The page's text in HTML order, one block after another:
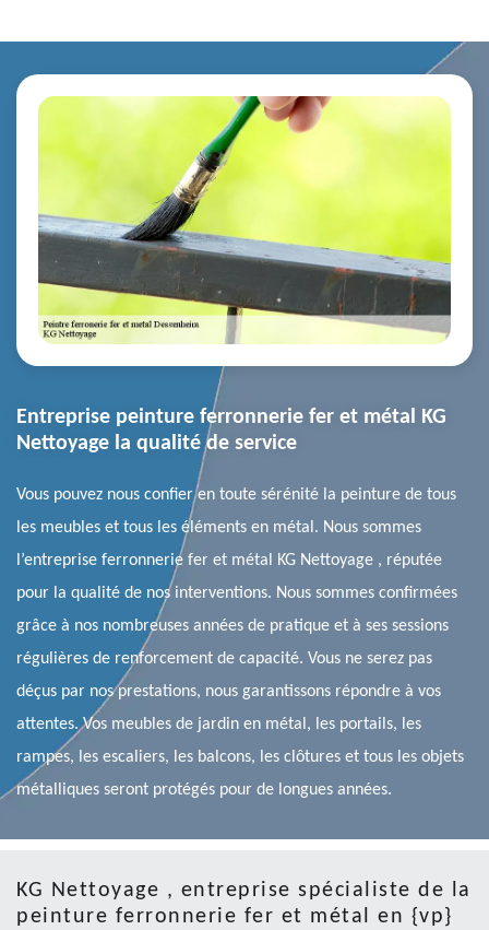
Entreprise peinture ferronnerie fer et métal KG
Nettoyage la qualité de service
Vous pouvez nous confier en toute sérénité la peinture de tous
les meubles et tous les éléments en métal. Nous sommes
l’entreprise ferronnerie fer et métal KG Nettoyage , réputée
pour la qualité de nos interventions. Nous sommes confirmées
grâce à nos nombreuses années de pratique et à ses sessions
régulières de renforcement de capacité. Vous ne serez pas
déçus par nos prestations, nous garantissons répondre à vos
attentes. Vos meubles de jardin en métal, les portails, les
rampes, les escaliers, les balcons, les clôtures et tous les objets
métalliques seront protégés pour de longues années.
KG Nettoyage , entreprise spécialiste de la
peinture ferronnerie fer et métal en {vp}